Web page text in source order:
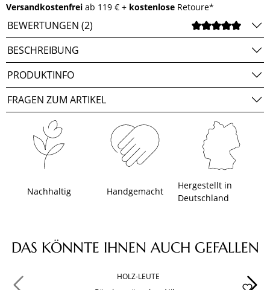
Versandkostenfrei ab 119 € + kostenlose Retoure*
BEWERTUNGEN (2)
BESCHREIBUNG
PRODUKTINFO
FRAGEN ZUM ARTIKEL
Nachhaltig Handgemacht
Hergestellt in
Deutschland
Produktgalerie überspringen
DAS KÖNNTE IHNEN AUCH GEFALLEN
HOLZ-LEUTE